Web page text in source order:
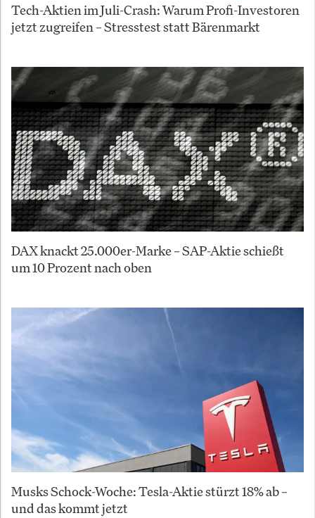
Tech-Aktien im Juli-Crash: Warum Profi-Investoren
jetzt zugreifen – Stresstest statt Bärenmarkt
DAX knackt 25.000er-Marke – SAP-Aktie schießt
um 10 Prozent nach oben
Musks Schock-Woche: Tesla-Aktie stürzt 18% ab –
und das kommt jetzt